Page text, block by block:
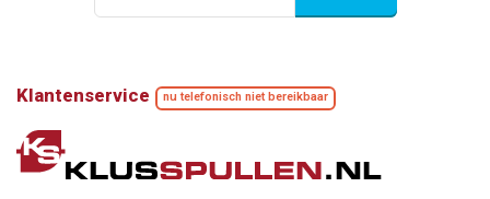
Klantenservice nu telefonisch niet bereikbaar